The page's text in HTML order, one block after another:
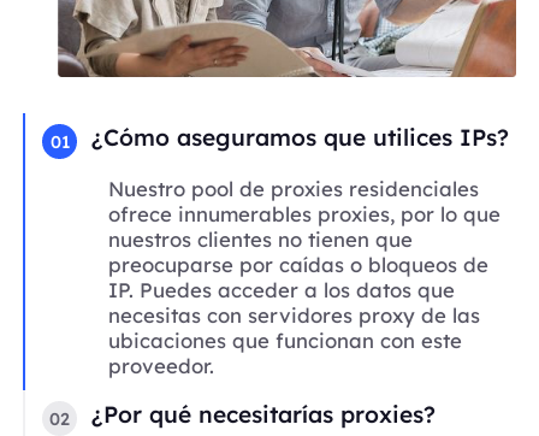
01 ¿Cómo aseguramos que utilices IPs?
Nuestro pool de proxies residenciales
ofrece innumerables proxies, por lo que
nuestros clientes no tienen que
preocuparse por caídas o bloqueos de
IP. Puedes acceder a los datos que
necesitas con servidores proxy de las
ubicaciones que funcionan con este
proveedor.
02 ¿Por qué necesitarías proxies?